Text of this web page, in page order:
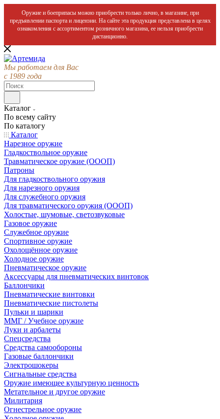
Оружие и боеприпасы можно приобрести только лично, в магазине, при
предъявлении паспорта и лицензии. На сайте эта продукция представлена в целях
ознакомления с ассортиментом розничного магазина, ее нельзя приобрести
дистанционно.
Мы работаем для Вас
с 1989 года
Каталог
По всему сайту
По каталогу
Каталог
Нарезное оружие
Гладкоствольное оружие
Травматическое оружие (ОООП)
Патроны
Для гладкоствольного оружия
Для нарезного оружия
Для служебного оружия
Для травматического оружия (ОООП)
Холостые, шумовые, светозвуковые
Газовое оружие
Служебное оружие
Спортивное оружие
Охолощённое оружие
Холодное оружие
Пневматическое оружие
Аксессуары для пневматических винтовок
Баллончики
Пневматические винтовки
Пневматические пистолеты
Пульки и шарики
ММГ / Учебное оружие
Луки и арбалеты
Спецсредства
Средства самообороны
Газовые баллончики
Электрошокеры
Сигнальные средства
Оружие имеющее культурную ценность
Метательное и другое оружие
Милитария
Огнестрельное оружие